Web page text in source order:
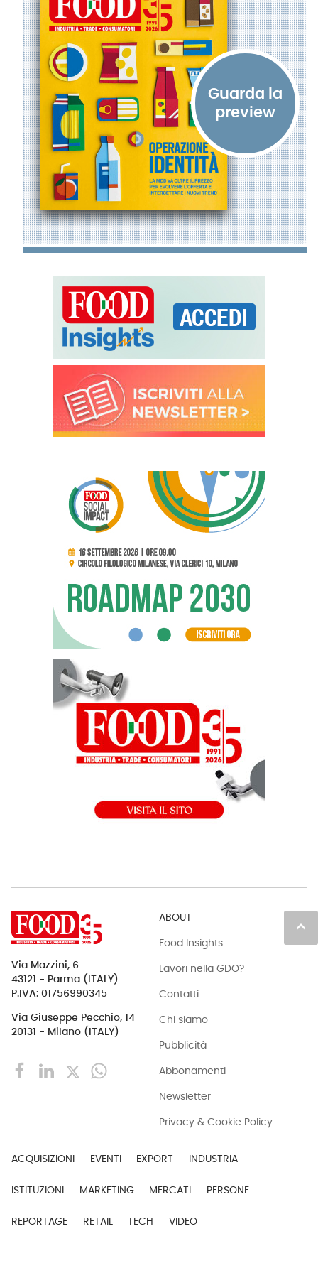
keyboard_arrow_up
Via Mazzini, 6
43121 - Parma (ITALY)
P.IVA: 01756990345
Via Giuseppe Pecchio, 14
20131 - Milano (ITALY)
ABOUT
Food Insights
Lavori nella GDO?
Contatti
Chi siamo
Pubblicità
Abbonamenti
Newsletter
Privacy & Cookie Policy
ACQUISIZIONI EVENTI EXPORT INDUSTRIA
ISTITUZIONI MARKETING MERCATI PERSONE
REPORTAGE RETAIL TECH VIDEO